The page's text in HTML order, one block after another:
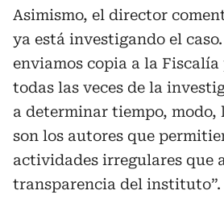
Asimismo, el director
ya está investigando el
enviamos copia a la Fiscalía
todas las veces de la
a determinar tiempo, modo,
son los autores que
actividades irregulares que
transparencia del instituto”.